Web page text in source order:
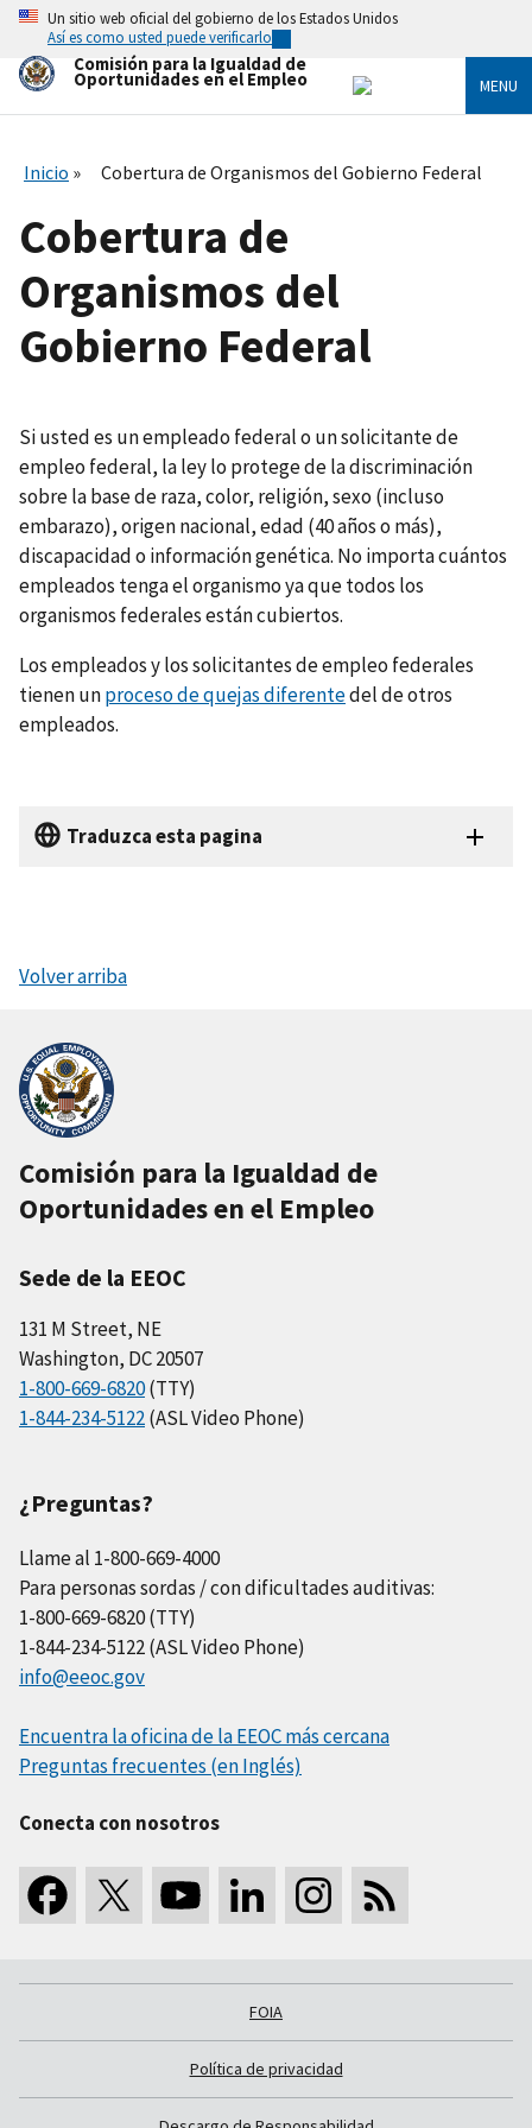
Skip
main
content
Un sitio web oficial del gobierno de los Estados Unidos
Así es como usted puede verificarlo
Comisión para la Igualdad de
Oportunidades en el Empleo MENU
Inicio Cobertura de Organismos del Gobierno Federal
Cobertura de
Organismos del
Gobierno Federal
Si usted es un empleado federal o un solicitante de
empleo federal, la ley lo protege de la discriminación
sobre la base de raza, color, religión, sexo (incluso
embarazo), origen nacional, edad (40 años o más),
discapacidad o información genética. No importa cuántos
empleados tenga el organismo ya que todos los
organismos federales están cubiertos.
Los empleados y los solicitantes de empleo federales
tienen unproceso de quejas diferentedel de otros
empleados.
Traduzca esta pagina
Volver arriba
Comisión para la Igualdad de
Oportunidades en el Empleo
Sede de la EEOC
131 M Street, NE
Washington, DC 20507
1-800-669-6820(TTY)
1-844-234-5122(ASL Video Phone)
¿Preguntas?
Llame al 1-800-669-4000
Para personas sordas / con dificultades auditivas:
1-800-669-6820 (TTY)
1-844-234-5122 (ASL Video Phone)
info@eeoc.gov
Encuentra la oficina de la EEOC más cercana
Preguntas frecuentes (en Inglés)
Conecta con nosotros
FOIA
Política de privacidad